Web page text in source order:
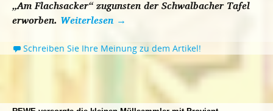
„Am Flachsacker“ zugunsten der Schwalbacher Tafel
erworben. Weiterlesen →
Schreiben Sie Ihre Meinung zu dem Artikel!